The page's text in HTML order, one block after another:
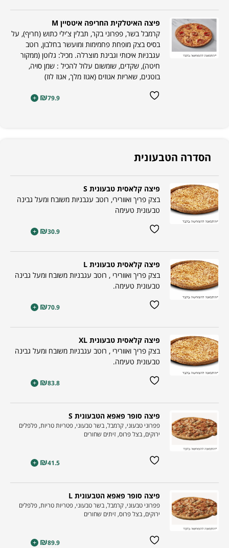
פיצה האיטלקית החריפה איטסיין M
קרמבל בשר, פפרוני בקר, תבלין צ'ילי כתוש (חריף), על
בסיס בצק מופחת פחמימות ומועשר בחלבון, רוטב
עגבניות איכותי וגבינת מוצרלה. מכיל: גלוטן (ממקור
חיטה), שקדים, שומשום עלול להכיל : שמן סויה,
בוטנים, שאריות אגוזים (אגוז מלך, אגוז לוז)
₪79.9
+
הסדרה הטבעונית
פיצה קלאסית טבעונית S
בצק פריך ואוורירי, רוטב עגבניות משובח ומעל גבינה
טבעונית טעימה
₪30.9
+
פיצה קלאסית טבעונית L
בצק פריך ואוורירי , רוטב עגבניות משובח ומעל גבינה
טבעונית טעימה.
₪70.9
+
פיצה קלאסית טבעונית XL
בצק פריך ואוורירי , רוטב עגבניות משובח ומעל גבינה
טבעונית טעימה.
₪83.8
+
פיצה סופר פאפא הטבעונית S
פפרוני טבעוני, קרמבל, בשר טבעוני, פטריות טריות, פלפלים
ירוקים, בצל פרוס, זיתים שחורים
₪41.5
+
פיצה סופר פאפא הטבעונית L
פפרוני טבעוני, קרמבל, בשר טבעוני, פטריות טריות, פלפלים
ירוקים, בצל פרוס, זיתים שחורים
₪89.9
+